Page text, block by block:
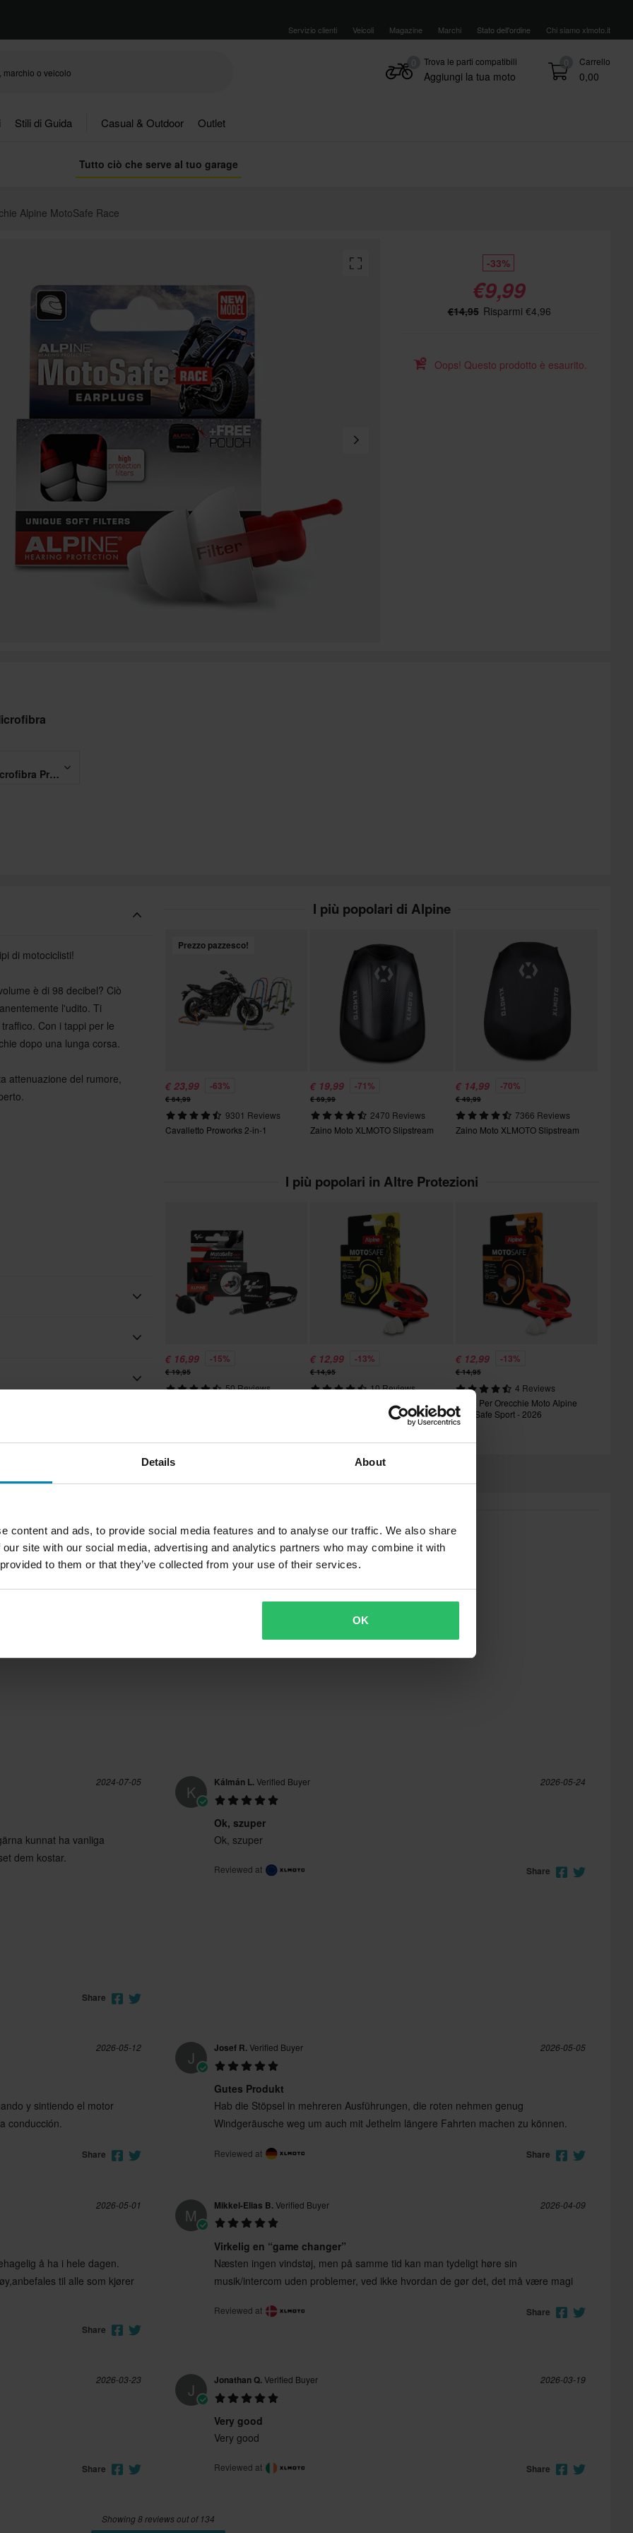
Details About
content and ads, to provide social media features and to analyse our traffic. We also share
site with our social media, advertising and analytics partners who may combine it with
to them or that they’ve collected from your use of their services.
OK
Servizio clienti Veicoli Magazine Marchi Stato dell'ordine Chi siamo xlmoto.it
0 Carrello
0,00
Trova le parti compatibili
Aggiungi la tua moto
Stili di Guida Casual & Outdoor Outlet
Tutto ciò che serve al tuo garage
Alpine MotoSafe Race
-33%
€9,99
€14,95 Risparmi €4,96
Oops! Questo prodotto è esaurito.
Panno Pulizia Visiera in Microfibra Proworks
di motociclisti!
è di 98 decibel? Ciò
l'udito. Ti
Con i tappi per le
dopo una lunga corsa.
attenuazione del rumore,
*Esclusi prodotti voluminosi.
I più popolari di Alpine
Prezzo pazzesco!
€ 23,99 -63%
€ 64,99
9301 Reviews
Cavalletto Proworks 2-in-1
€ 19,99 -71%
€ 69,99
2470 Reviews
Zaino Moto XLMOTO Slipstream
€ 14,99 -70%
€ 49,99
7366 Reviews
Zaino Moto XLMOTO Slipstream
I più popolari in Altre Protezioni
€ 16,99 -15%
€ 19,95
50 Reviews
€ 12,99 -13%
€ 14,95
10 Reviews
Tappi Per Orecchie Moto Alpine
MotoSafe Tour - 2026
€ 12,99 -13%
€ 14,95
4 Reviews
Tappi Per Orecchie Moto Alpine
MotoSafe Sport - 2026
4.7
(17)
(7)
2024-07-05
kunnat ha vanliga
dem kostar.
Share
K Kálmán L.Verified Buyer 2026-05-24
Ok, szuper
Ok, szuper
Reviewed at Share
2026-05-12
y sintiendo el motor
conducción.
Share
J Josef R.Verified Buyer 2026-05-05
Gutes Produkt
Hab die Stöpsel in mehreren Ausführungen, die roten nehmen genug
Windgeräusche weg um auch mit Jethelm längere Fahrten machen zu können.
Reviewed at Share
2026-05-01
å ha i hele dagen.
til alle som kjører
Share
M Mikkel-Elias B.Verified Buyer 2026-04-09
Virkelig en “game changer”
Næsten ingen vindstøj, men på samme tid kan man tydeligt høre sin
musik/intercom uden problemer, ved ikke hvordan de gør det, det må være magi
Reviewed at Share
2026-03-23
Share
J Jonathan Q.Verified Buyer 2026-03-19
Very good
Very good
Reviewed at Share
Showing 8 reviews out of 134